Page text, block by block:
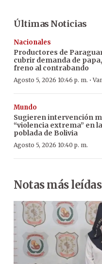
Últimas Noticias
Nacionales
Productores de
cubrir demanda de
freno al contrabando
Agosto 5, 2026 10:46 p. m. ·
Mundo
Sugieren intervención
“violencia extrema” en
poblada de Bolivia
Agosto 5, 2026 10:40 p. m.
Notas más leídas